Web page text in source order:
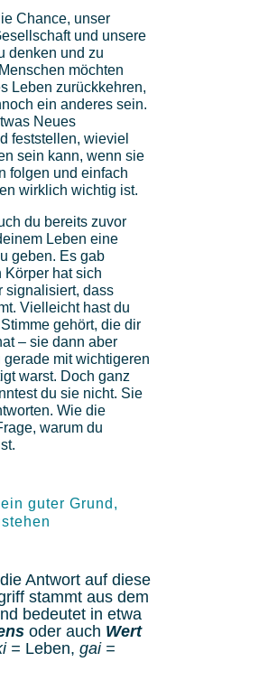
Chance, unser
und unsere
denken und zu
möchten
Leben zurückkehren,
ein anderes sein.
Neues
feststellen, wieviel
sein kann, wenn sie
folgen und einfach
wirklich wichtig ist.
du bereits zuvor
Leben eine
geben. Es gab
hat sich
signalisiert, dass
Vielleicht hast du
gehört, die dir
– sie dann aber
mit wichtigeren
warst. Doch ganz
du sie nicht. Sie
Wie die
warum du
guter Grund,
Antwort auf diese
stammt aus dem
bedeutet in etwa
oder auch Wert
= Leben, gai =